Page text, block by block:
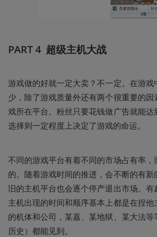
PART 4  超级主机大战
游戏做的好就一定大卖？不一定。在游戏
少，除了游戏质量外还有两个很重要的
戏所在平台。粉丝只要花钱做广告就能达
选择则一定程度上决定了游戏的命运。
不同的游戏平台有着不同的市场占有率，
的。随着游戏时间的推进，会不断的有
旧的主机平台也会逐个停产退出市场。有
主机出现的时间和顺序基本上都是在捏他
的机体和公司，某嘉、某地狱、某大法
历史）都能见到。